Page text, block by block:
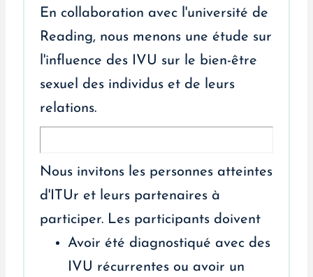
En collaboration avec l'université de
Reading, nous menons une étude sur
l'influence des IVU sur le bien-être
sexuel des individus et de leurs
relations.
Nous invitons les personnes atteintes
d'ITUr et leurs partenaires à
participer. Les participants doivent
Avoir été diagnostiqué avec des
IVU récurrentes ou avoir un